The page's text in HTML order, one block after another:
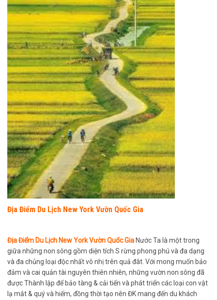
Địa Điểm Du Lịch New York Vườn Quốc Gia
Địa Điểm Du Lịch New York Vườn Quốc Gia Nước Ta là một trong
giữa những non sông gồm diện tích S rừng phong phú và đa dạng
và đa chủng loại độc nhất vô nhị trên quả đât. Với mong muốn bảo
đảm và cai quản tài nguyên thiên nhiên, những vườn non sông đã
được Thành lập để bảo tàng & cải tiến và phát triển các loại con vật
lạ mắt & quý và hiếm, đồng thời tạo nên ĐK mang đến du khách